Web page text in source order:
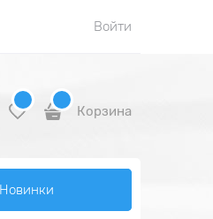
Войти
Корзина
Новинки